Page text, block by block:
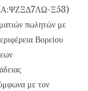
Ξ53)
πωλητών με
Βορείου
με τον